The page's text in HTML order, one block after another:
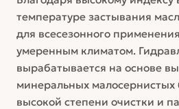
температуре застывания
для всесезонного
умеренным климатом.
вырабатывается на основе
минеральных малосернистых
высокой степени очистки и